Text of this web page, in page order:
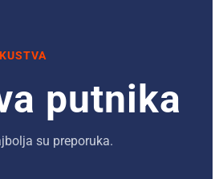
putnika
su preporuka.